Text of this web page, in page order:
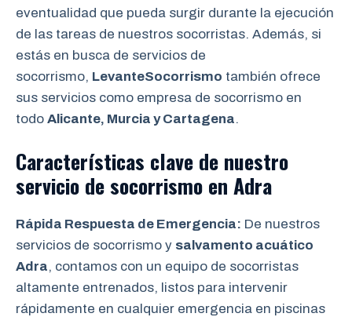
eventualidad que pueda surgir durante la ejecución
de las tareas de nuestros socorristas. Además, si
estás en busca de servicios de
socorrismo, LevanteSocorrismo también ofrece
sus servicios como empresa de socorrismo en
todo Alicante, Murcia y Cartagena.
Características clave de nuestro
servicio de socorrismo en Adra
Rápida Respuesta de Emergencia: De nuestros
servicios de socorrismo y salvamento acuático
Adra, contamos con un equipo de socorristas
altamente entrenados, listos para intervenir
rápidamente en cualquier emergencia en piscinas